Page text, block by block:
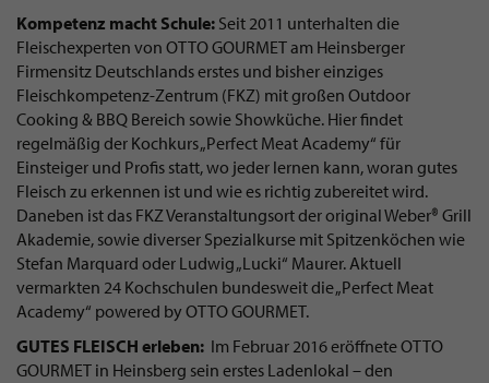
Kompetenz macht Schule: Seit 2011 unterhalten die
Fleischexperten von OTTO GOURMET am Heinsberger
Firmensitz Deutschlands erstes und bisher einziges
Fleischkompetenz-Zentrum (FKZ) mit großen Outdoor
Cooking & BBQ Bereich sowie Showküche. Hier findet
regelmäßig der Kochkurs „Perfect Meat Academy“ für
Einsteiger und Profis statt, wo jeder lernen kann, woran gutes
Fleisch zu erkennen ist und wie es richtig zubereitet wird.
Daneben ist das FKZ Veranstaltungsort der original Weber® Grill
Akademie, sowie diverser Spezialkurse mit Spitzenköchen wie
Stefan Marquard oder Ludwig „Lucki“ Maurer. Aktuell
vermarkten 24 Kochschulen bundesweit die „Perfect Meat
Academy“ powered by OTTO GOURMET.
GUTES FLEISCH erleben: Im Februar 2016 eröffnete OTTO
GOURMET in Heinsberg sein erstes Ladenlokal – den